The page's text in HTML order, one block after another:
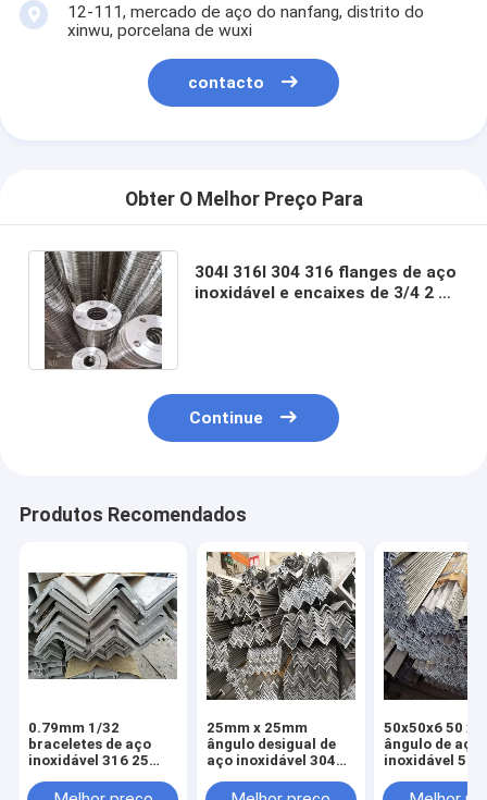
12-111, mercado de aço do nanfang, distrito do
xinwu, porcelana de wuxi
contacto
Obter O Melhor Preço Para
304l 316l 304 316 flanges de aço
inoxidável e encaixes de 3/4 2 de
Continue
Produtos Recomendados
0.79mm 1/32
braceletes de aço
inoxidável 316 25
direito x 40 60mm
25mm x 25mm
ângulo desigual de
aço inoxidável 304
316 30mm 35mm
50x50x6 50 x
ângulo de aço
inoxidável
316l 304l 201